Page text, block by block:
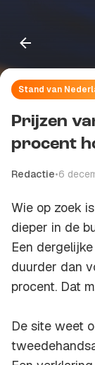
Stand van
Prijzen
procent
Redactie•6
Wie op zoek
dieper in de
Een
duurder dan
procent. Dat
De site weet